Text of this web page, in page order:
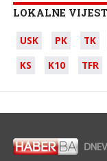
LOKALNE
USK PK TK
KS
K10 TFR